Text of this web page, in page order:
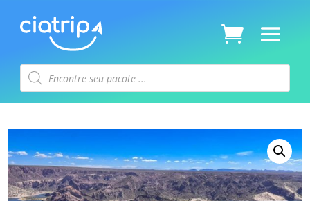
Pesquisar
produtos